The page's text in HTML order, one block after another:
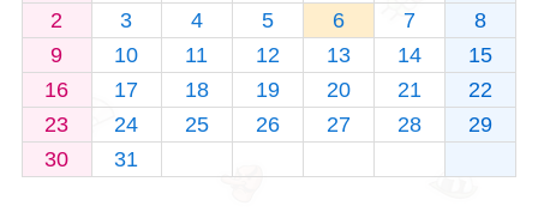
2
3 4 5 6 7
8
9
10 11 12 13 14
15
16
17 18 19 20 21
22
23
24 25 26 27 28
29
30
31